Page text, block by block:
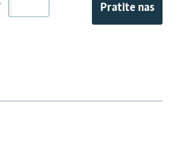
Pratite nas